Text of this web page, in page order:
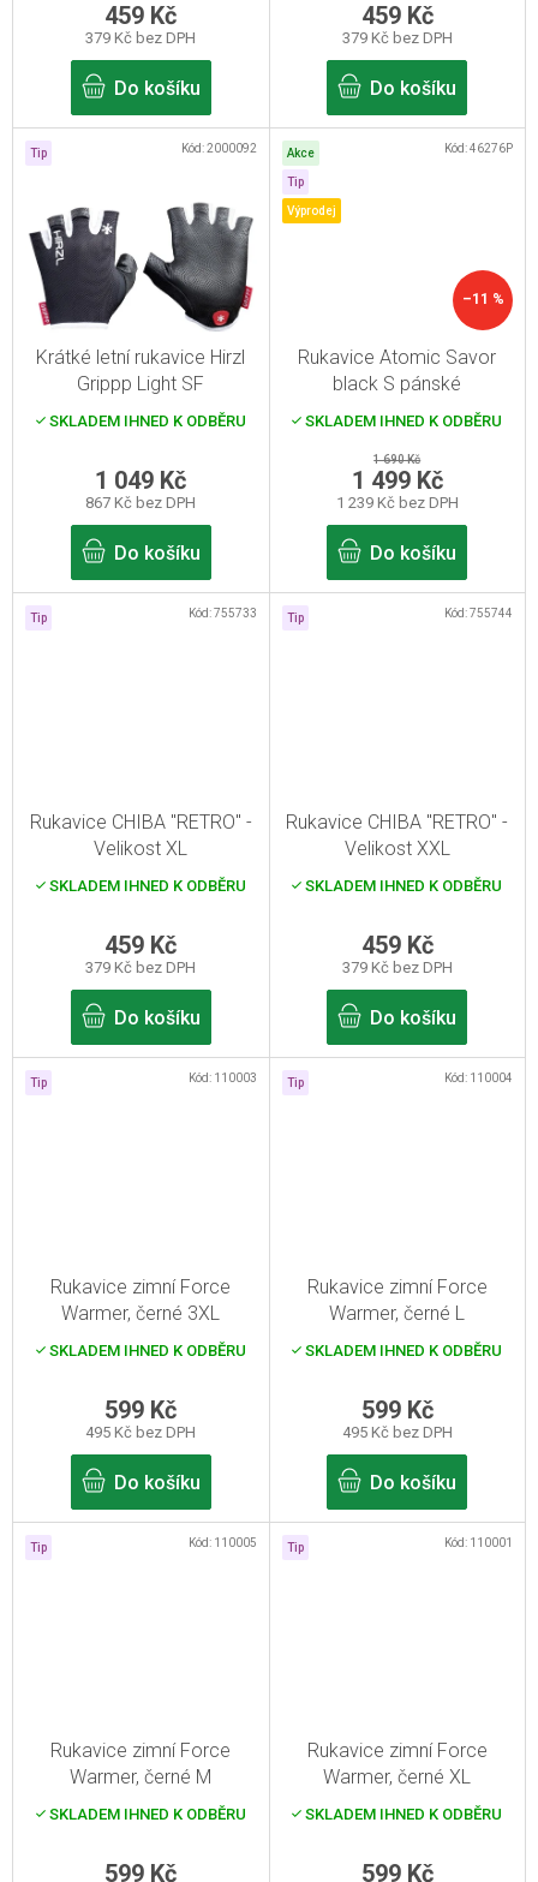
379 Kč bez DPH
459 Kč
Do košíku
379 Kč bez DPH
459 Kč
Do košíku
Tip
Krátké letní rukavice Hirzl
Grippp Light SF
Black/White 10/XL
SKLADEM IHNED K ODBĚRU
867 Kč bez DPH
1 049 Kč
Do košíku
Kód:2000092 Akce
Tip
Výprodej
–11 %
Rukavice Atomic Savor
black S pánské
SKLADEM IHNED K ODBĚRU
1 690 Kč
1 239 Kč bez DPH
1 499 Kč
Do košíku
Kód:46276P
Tip
Rukavice CHIBA "RETRO" -
Velikost XL
SKLADEM IHNED K ODBĚRU
379 Kč bez DPH
459 Kč
Do košíku
Kód:755733 Tip
Rukavice CHIBA "RETRO" -
Velikost XXL
SKLADEM IHNED K ODBĚRU
379 Kč bez DPH
459 Kč
Do košíku
Kód:755744
Tip
Rukavice zimní Force
Warmer, černé 3XL
SKLADEM IHNED K ODBĚRU
495 Kč bez DPH
599 Kč
Do košíku
Kód: 110003 Tip
Rukavice zimní Force
Warmer, černé L
SKLADEM IHNED K ODBĚRU
495 Kč bez DPH
599 Kč
Do košíku
Kód: 110004
Tip
Rukavice zimní Force
Warmer, černé M
SKLADEM IHNED K ODBĚRU
599 Kč
Kód: 110005 Tip
Rukavice zimní Force
Warmer, černé XL
SKLADEM IHNED K ODBĚRU
599 Kč
Kód: 110001